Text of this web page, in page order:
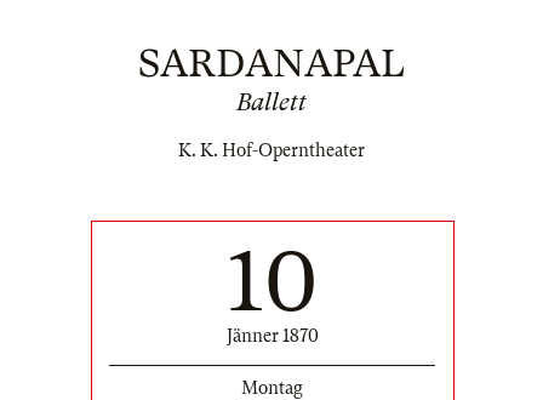
SARDANAPAL
Ballett
K. K. Hof-Operntheater
10
Jänner 1870
Montag